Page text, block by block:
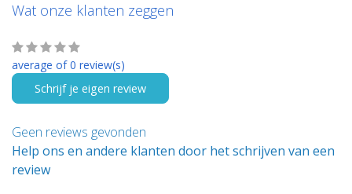
Wat onze klanten zeggen
average of 0 review(s)
Schrijf je eigen review
Geen reviews gevonden
Help ons en andere klanten door het schrijven van een
review